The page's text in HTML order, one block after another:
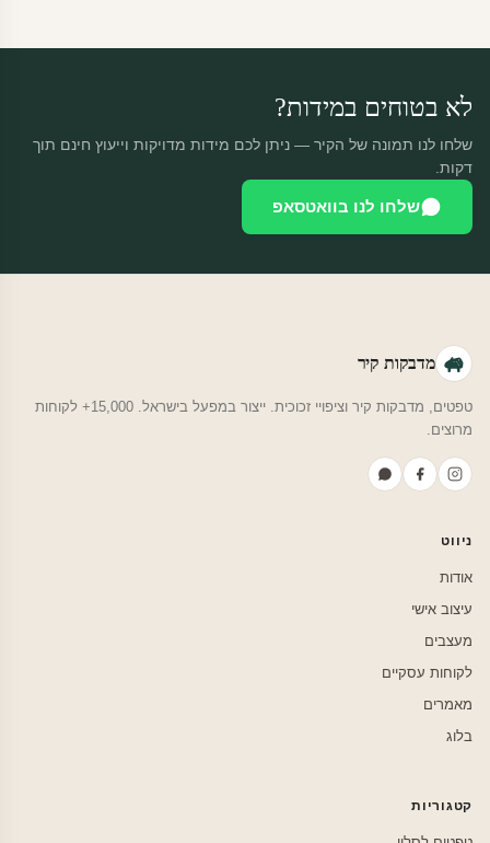
לא בטוחים במידות?
שלחו לנו תמונה של הקיר — ניתן לכם מידות מדויקות וייעוץ חינם תוך
דקות.
שלחו לנו בוואטסאפ
מדבקות קיר
טפטים, מדבקות קיר וציפויי זכוכית. ייצור במפעל בישראל. 15,000+ לקוחות
מרוצים.
ניווט
אודות
עיצוב אישי
מעצבים
לקוחות עסקיים
מאמרים
בלוג
קטגוריות